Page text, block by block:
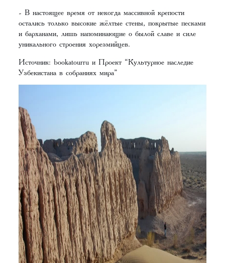
- В настоящее время от некогда массивной крепости
остались только высокие жёлтые стены, покрытые песками
и барханами, лишь напоминающие о былой славе и силе
уникального строения хорезмийцев.
Источник: bookatourru и Проект “Культурное наследие
Узбекистана в собраниях мира”